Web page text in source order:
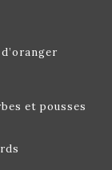
et pousses